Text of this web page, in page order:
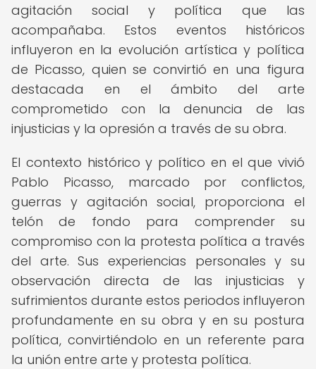
agitación social y política que las
acompañaba. Estos eventos históricos
influyeron en la evolución artística y política
de Picasso, quien se convirtió en una figura
destacada en el ámbito del arte
comprometido con la denuncia de las
injusticias y la opresión a través de su obra.
El contexto histórico y político en el que vivió
Pablo Picasso, marcado por conflictos,
guerras y agitación social, proporciona el
telón de fondo para comprender su
compromiso con la protesta política a través
del arte. Sus experiencias personales y su
observación directa de las injusticias y
sufrimientos durante estos periodos influyeron
profundamente en su obra y en su postura
política, convirtiéndolo en un referente para
la unión entre arte y protesta política.